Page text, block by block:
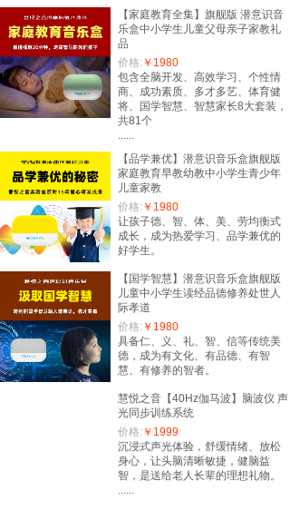
【家庭教育全集】旗舰版 潜意识音
乐盒中小学生儿童父母亲子家教礼
品
价格: ￥1980
包含全脑开发、高效学习、个性情
商、成功素质、多才多艺、体育健
将、国学智慧、智慧家长8大套装，
共81个
......
【品学兼优】潜意识音乐盒旗舰版
家庭教育早教幼教中小学生青少年
儿童家教
价格: ￥1980
让孩子德、智、体、美、劳均衡式
成长，成为热爱学习、品学兼优的
好学生。
【国学智慧】潜意识音乐盒旗舰版
儿童中小学生读经品德修养处世人
际孝道
价格: ￥1980
具备仁、义、礼、智、信等传统美
德，成为有文化、有品德、有智
慧、有修养的智者。
慧悦之音【40Hz伽马波】脑波仪 声
光同步训练系统
价格: ￥1999
沉浸式声光体验，舒缓情绪、放松
身心，让头脑清晰敏捷，健脑益
智，是送给老人长辈的理想礼物。
......